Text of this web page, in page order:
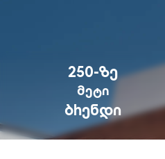
250-ᲖᲔ
ᲛᲔᲢᲘ
ᲑᲠᲔᲜᲓᲘ